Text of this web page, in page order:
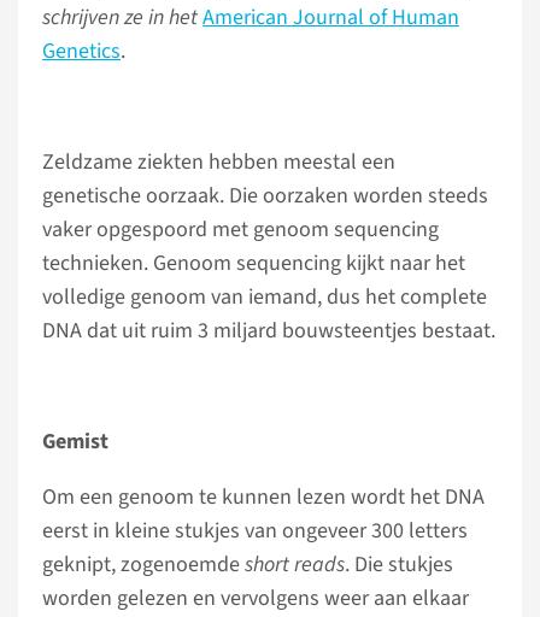
schrijven ze in hetAmerican Journal of Human
Genetics.
Zeldzame ziekten hebben meestal een
genetische oorzaak. Die oorzaken worden steeds
vaker opgespoord met genoom sequencing
technieken. Genoom sequencing kijkt naar het
volledige genoom van iemand, dus het complete
DNA dat uit ruim 3 miljard bouwsteentjes bestaat.
Gemist
Om een genoom te kunnen lezen wordt het DNA
eerst in kleine stukjes van ongeveer 300 letters
geknipt, zogenoemdeshort reads. Die stukjes
worden gelezen en vervolgens weer aan elkaar